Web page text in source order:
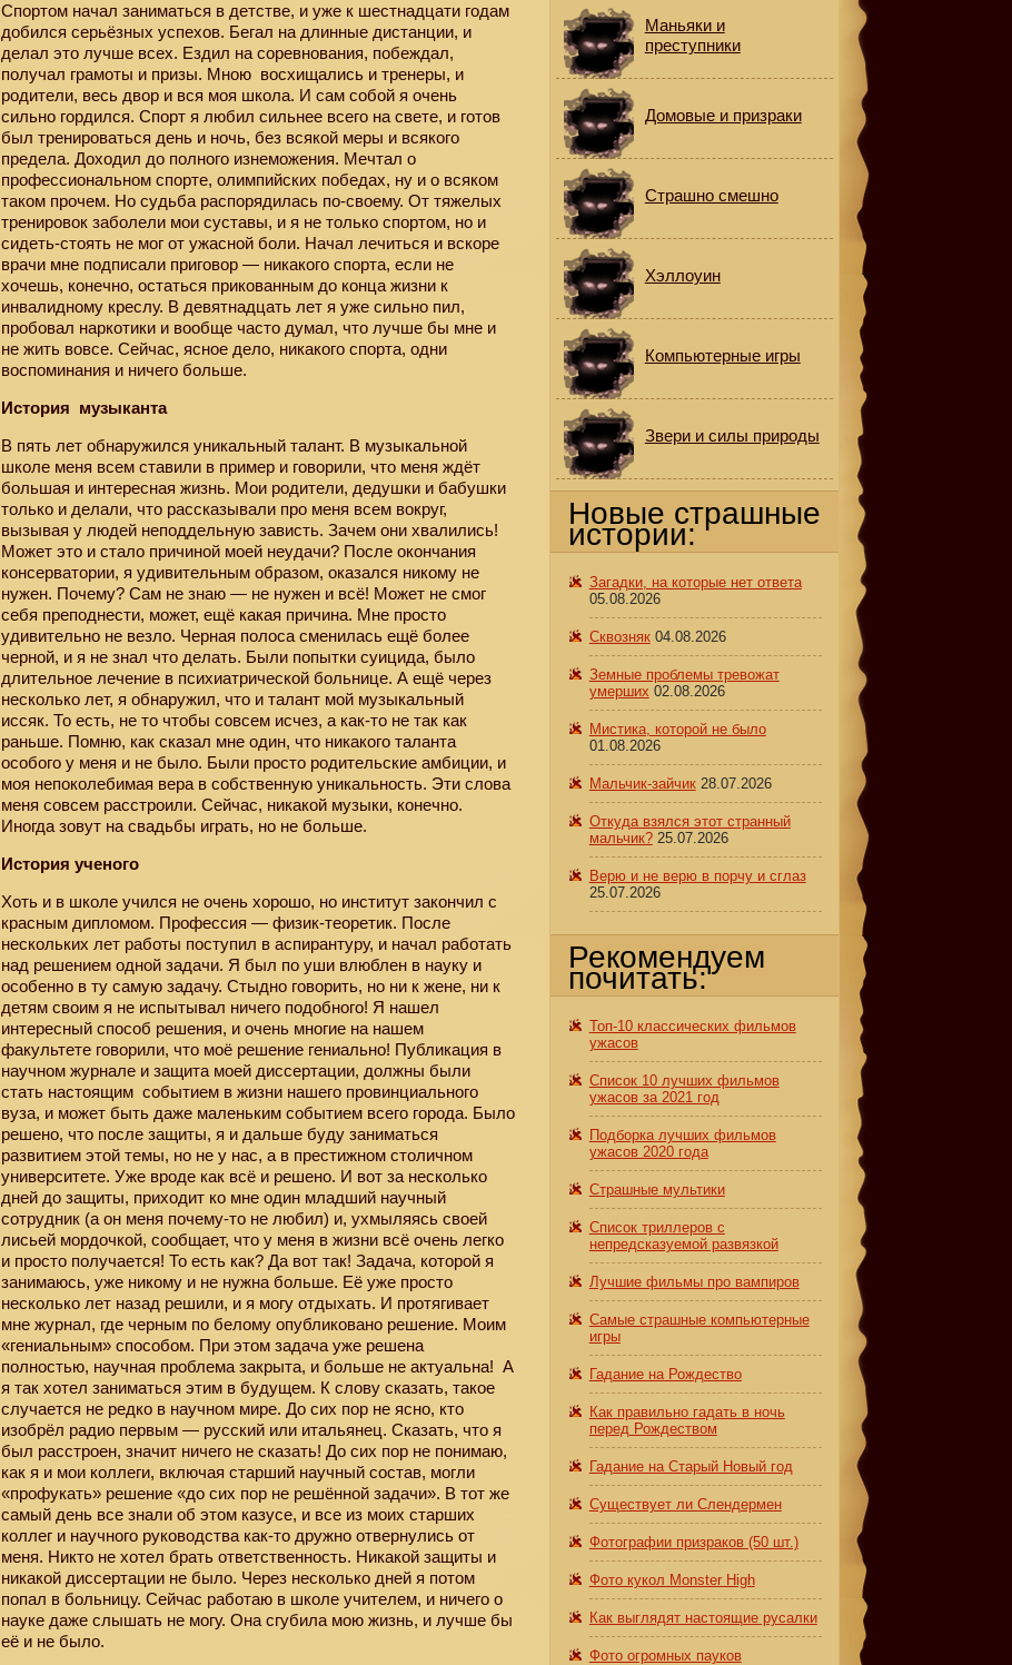
Спортом начал заниматься в детстве, и уже к шестнадцати годам
добился серьёзных успехов. Бегал на длинные дистанции, и
делал это лучше всех. Ездил на соревнования, побеждал,
получал грамоты и призы. Мною восхищались и тренеры, и
родители, весь двор и вся моя школа. И сам собой я очень
сильно гордился. Спорт я любил сильнее всего на свете, и готов
был тренироваться день и ночь, без всякой меры и всякого
предела. Доходил до полного изнеможения. Мечтал о
профессиональном спорте, олимпийских победах, ну и о всяком
таком прочем. Но судьба распорядилась по-своему. От тяжелых
тренировок заболели мои суставы, и я не только спортом, но и
сидеть-стоять не мог от ужасной боли. Начал лечиться и вскоре
врачи мне подписали приговор — никакого спорта, если не
хочешь, конечно, остаться прикованным до конца жизни к
инвалидному креслу. В девятнадцать лет я уже сильно пил,
пробовал наркотики и вообще часто думал, что лучше бы мне и
не жить вовсе. Сейчас, ясное дело, никакого спорта, одни
воспоминания и ничего больше.
История музыканта
В пять лет обнаружился уникальный талант. В музыкальной
школе меня всем ставили в пример и говорили, что меня ждёт
большая и интересная жизнь. Мои родители, дедушки и бабушки
только и делали, что рассказывали про меня всем вокруг,
вызывая у людей неподдельную зависть. Зачем они хвалились!
Может это и стало причиной моей неудачи? После окончания
консерватории, я удивительным образом, оказался никому не
нужен. Почему? Сам не знаю — не нужен и всё! Может не смог
себя преподнести, может, ещё какая причина. Мне просто
удивительно не везло. Черная полоса сменилась ещё более
черной, и я не знал что делать. Были попытки суицида, было
длительное лечение в психиатрической больнице. А ещё через
несколько лет, я обнаружил, что и талант мой музыкальный
иссяк. То есть, не то чтобы совсем исчез, а как-то не так как
раньше. Помню, как сказал мне один, что никакого таланта
особого у меня и не было. Были просто родительские амбиции, и
моя непоколебимая вера в собственную уникальность. Эти слова
меня совсем расстроили. Сейчас, никакой музыки, конечно.
Иногда зовут на свадьбы играть, но не больше.
История ученого
Хоть и в школе учился не очень хорошо, но институт закончил с
красным дипломом. Профессия — физик-теоретик. После
нескольких лет работы поступил в аспирантуру, и начал работать
над решением одной задачи. Я был по уши влюблен в науку и
особенно в ту самую задачу. Стыдно говорить, но ни к жене, ни к
детям своим я не испытывал ничего подобного! Я нашел
интересный способ решения, и очень многие на нашем
факультете говорили, что моё решение гениально! Публикация в
научном журнале и защита моей диссертации, должны были
стать настоящим событием в жизни нашего провинциального
вуза, и может быть даже маленьким событием всего города. Было
решено, что после защиты, я и дальше буду заниматься
развитием этой темы, но не у нас, а в престижном столичном
университете. Уже вроде как всё и решено. И вот за несколько
дней до защиты, приходит ко мне один младший научный
сотрудник (а он меня почему-то не любил) и, ухмыляясь своей
лисьей мордочкой, сообщает, что у меня в жизни всё очень легко
и просто получается! То есть как? Да вот так! Задача, которой я
занимаюсь, уже никому и не нужна больше. Её уже просто
несколько лет назад решили, и я могу отдыхать. И протягивает
мне журнал, где черным по белому опубликовано решение. Моим
«гениальным» способом. При этом задача уже решена
полностью, научная проблема закрыта, и больше не актуальна! А
я так хотел заниматься этим в будущем. К слову сказать, такое
случается не редко в научном мире. До сих пор не ясно, кто
изобрёл радио первым — русский или итальянец. Сказать, что я
был расстроен, значит ничего не сказать! До сих пор не понимаю,
как я и мои коллеги, включая старший научный состав, могли
«профукать» решение «до сих пор не решённой задачи». В тот же
самый день все знали об этом казусе, и все из моих старших
коллег и научного руководства как-то дружно отвернулись от
меня. Никто не хотел брать ответственность. Никакой защиты и
никакой диссертации не было. Через несколько дней я потом
попал в больницу. Сейчас работаю в школе учителем, и ничего о
науке даже слышать не могу. Она сгубила мою жизнь, и лучше бы
её и не было.
Маньяки и
преступники
Домовые и призраки
Страшно смешно
Хэллоуин
Компьютерные игры
Звери и силы природы
Новые страшные
истории:
Загадки, на которые нет ответа
05.08.2026
Сквозняк 04.08.2026
Земные проблемы тревожат
умерших 02.08.2026
Мистика, которой не было
01.08.2026
Мальчик-зайчик 28.07.2026
Откуда взялся этот странный
мальчик? 25.07.2026
Верю и не верю в порчу и сглаз
25.07.2026
Рекомендуем
почитать:
Топ-10 классических фильмов
ужасов
Список 10 лучших фильмов
ужасов за 2021 год
Подборка лучших фильмов
ужасов 2020 года
Страшные мультики
Список триллеров с
непредсказуемой развязкой
Лучшие фильмы про вампиров
Самые страшные компьютерные
игры
Гадание на Рождество
Как правильно гадать в ночь
перед Рождеством
Гадание на Старый Новый год
Существует ли Слендермен
Фотографии призраков (50 шт.)
Фото кукол Monster High
Как выглядят настоящие русалки
Фото огромных пауков